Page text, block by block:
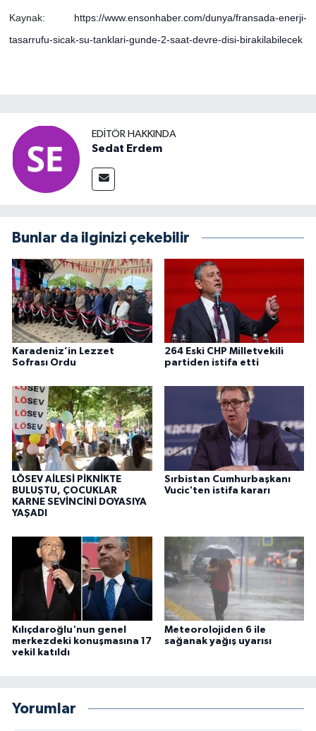
Kaynak: https://www.ensonhaber.com/dunya/fransada-enerji-
tasarrufu-sicak-su-tanklari-gunde-2-saat-devre-disi-birakilabilecek
EDITÖR HAKKINDA
Sedat Erdem
Bunlar da ilginizi çekebilir
Karadeniz’in Lezzet
Sofrası Ordu
264 Eski CHP Milletvekili
partiden istifa etti
LÖSEV AİLESİ PİKNİKTE
BULUŞTU, ÇOCUKLAR
KARNE SEVİNCİNİ DOYASIYA
YAŞADI
Sırbistan Cumhurbaşkanı
Vucic'ten istifa kararı
Kılıçdaroğlu'nun genel
merkezdeki konuşmasına 17
vekil katıldı
Meteorolojiden 6 ile
sağanak yağış uyarısı
Yorumlar